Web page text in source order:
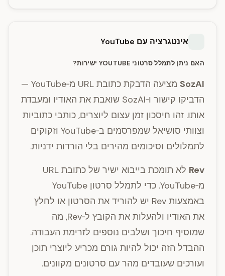
אינטגרציה עם YouTube
האם ניתן לתמלל סרטוני YOUTUBE ישירות?
SozAI
מציעה הדבקת כתובת URL מ‑YouTube —
הדביקו קישור ו‑SozAI שואבת את האודיו ומעבדת
אותו. זהו חיסכון זמן עצום ליוצרים, כותבי כתוביות
וצוותי סושיאל שמפרסמים ב‑YouTube וזקוקים
לתמלולים וסיכומים מהירים בלי הורדות ידניות.
Rev
לא תומכת בייבוא ישיר של כתובת URL
מ‑YouTube. כדי לתמלל סרטון YouTube
באמצעות Rev יש להוריד את הסרטון או לחלץ
את האודיו ולהעלות את הקובץ ל‑Rev, מה
שמוסיף חיכוך ושלבים נוספים לזרימת העבודה.
ההבדל הזה יכול להיות גורם מכריע ליוצרי תוכן
ועורכים שעובדים מהר עם סרטונים מקוונים.